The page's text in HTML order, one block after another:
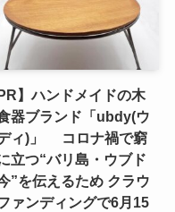
PR】ハンドメイドの木
器ブランド「ubdy(ウ
ィ)」 コロナ禍で窮
立つ“バリ島・ウブド
”を伝えるため クラウ
ァンディングで6月15